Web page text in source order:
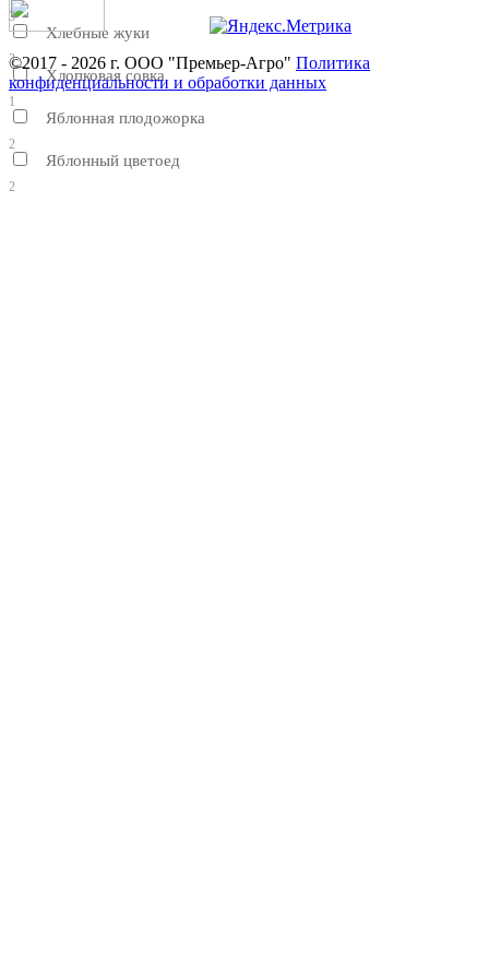
3
Хлебные жуки
3
Хлопковая совка
1
Яблонная плодожорка
2
Яблонный цветоед
2
©2017 - 2026 г. ООО "Премьер-Агро" Политика
конфиденциальности и обработки данных